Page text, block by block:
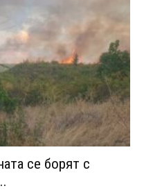
се борят с